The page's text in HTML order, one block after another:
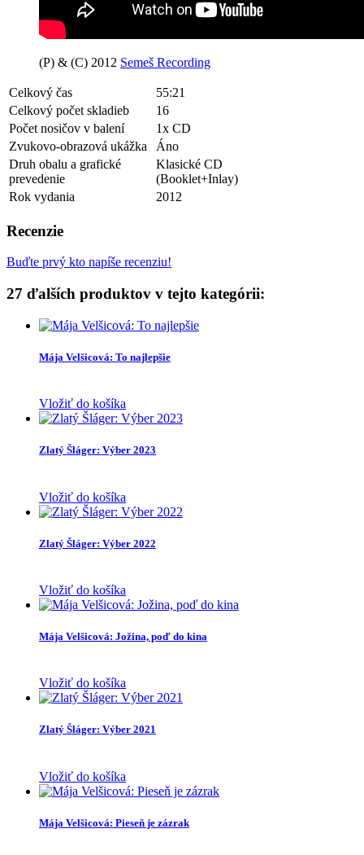
(P) & (C) 2012 Semeš Recording
Celkový čas
55:21
Celkový počet skladieb
16
Počet nosičov v balení
1x CD
Zvukovo-obrazová ukážka
Áno
Druh obalu a grafické
prevedenie
Klasické CD
(Booklet+Inlay)
Rok vydania
2012
Recenzie
Buďte prvý kto napíše recenziu!
27 ďalších produktov v tejto kategórii:
Mája Velšicová: To najlepšie
Vložiť do košíka
Zlatý Šláger: Výber 2023
Vložiť do košíka
Zlatý Šláger: Výber 2022
Vložiť do košíka
Mája Velšicová: Jožina, poď do kina
Vložiť do košíka
Zlatý Šláger: Výber 2021
Vložiť do košíka
Mája Velšicová: Pieseň je zázrak